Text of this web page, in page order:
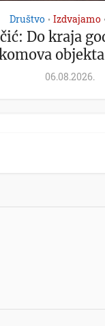
Društvo • Izdvajamo •
Do kraja
06.08.2026.